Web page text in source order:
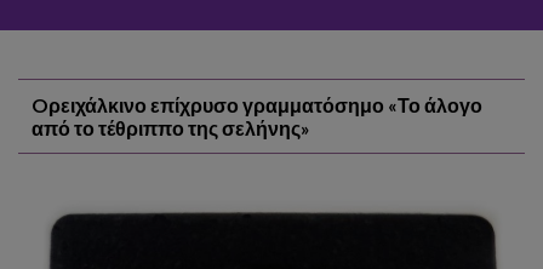
Oρειχάλκινο επίχρυσο γραμματόσημο «Το άλογο
από το τέθριππο της σελήνης»